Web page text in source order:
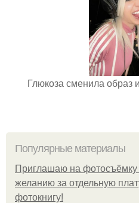
Глюкоза сменила образ
Популярные материалы
Приглашаю на фотосъёмку
желанию за отдельную
фотокнигу!